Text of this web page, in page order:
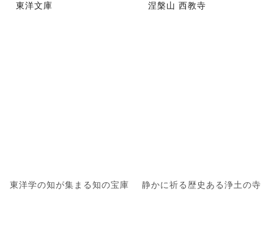
東洋文庫
東洋学の知が集まる知の宝庫
涅槃山 西教寺
静かに祈る歴史ある浄土の寺